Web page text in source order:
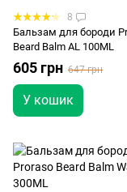
8
Бальзам для бороди
Beard Balm AL 100ML
605 грн 647 грн
У кошик